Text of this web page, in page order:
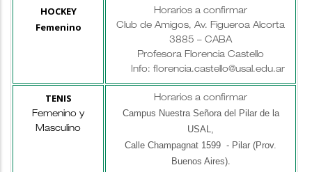
HOCKEY
Femenino
Horarios a confirmar
Club de Amigos, Av. Figueroa Alcorta
3885 – CABA
Profesora Florencia Castello
Info: florencia.castello@usal.edu.ar
TENIS
Femenino y
Masculino
Horarios a confirmar
Campus Nuestra Señora del Pilar de la
USAL,
Calle Champagnat 1599 - Pilar (Prov.
Buenos Aires).